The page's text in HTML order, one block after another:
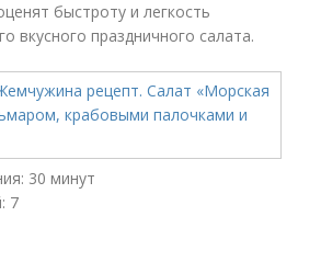
быстроту и легкость
вкусного праздничного салата.
30 минут
7